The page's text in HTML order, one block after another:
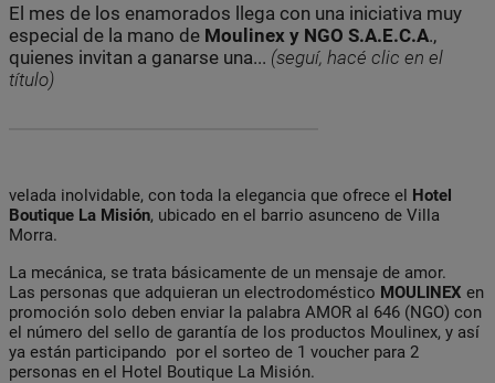
El mes de los enamorados llega con una iniciativa muy
especial de la mano de Moulinex y NGO S.A.E.C.A.,
quienes invitan a ganarse una... (seguí, hacé clic en el
título)
velada inolvidable, con toda la elegancia que ofrece el Hotel
Boutique La Misión, ubicado en el barrio asunceno de Villa
Morra.
La mecánica, se trata básicamente de un mensaje de amor.
Las personas que adquieran un electrodoméstico MOULINEX en
promoción solo deben enviar la palabra AMOR al 646 (NGO) con
el número del sello de garantía de los productos Moulinex, y así
ya están participando por el sorteo de 1 voucher para 2
personas en el Hotel Boutique La Misión.